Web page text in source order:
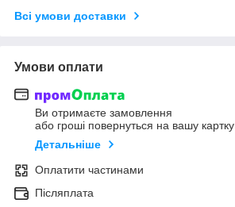
Всі умови доставки
Умови оплати
Ви отримаєте замовлення
або гроші повернуться на вашу картку
Детальніше
Оплатити частинами
Післяплата